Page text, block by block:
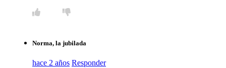
Norma, la jubilada
hace 2 años Responder